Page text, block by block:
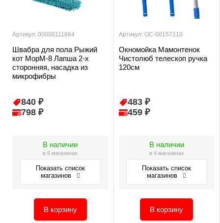
Артикул: 00000111664
Швабра для пола Рыжий
кот MopM-8 Лапша 2-х
сторонняя, насадка из
микрофибры
840 ₽
798 ₽
В наличии
в 6 магазинах
Показать список
магазинов
В корзину
Артикул: ОС-00157210
Окномойка Мамонтенок
Чистолюб телескоп ручка
120см
483 ₽
459 ₽
В наличии
в 4 магазинах
Показать список
магазинов
В корзину